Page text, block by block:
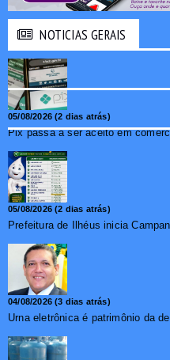
NOTICIAS GERAIS
05/08/2026 (2 dias atrás)
05/08/2026 (2 dias atrás)
04/08/2026 (3 dias atrás)